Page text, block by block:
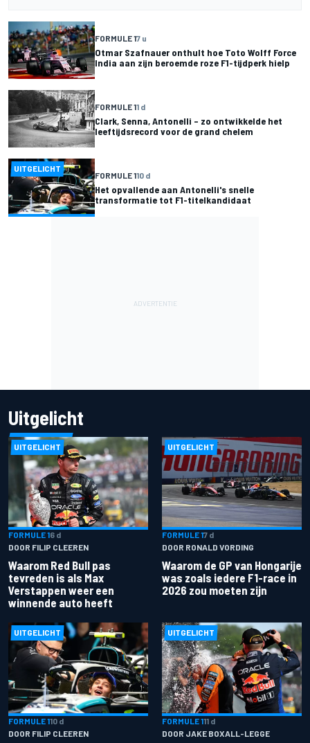
FORMULE 17 u
Otmar Szafnauer onthult hoe Toto Wolff Force
India aan zijn beroemde roze F1-tijdperk hielp
FORMULE 11 d
Clark, Senna, Antonelli – zo ontwikkelde het
leeftijdsrecord voor de grand chelem
UITGELICHT
FORMULE 110 d
Het opvallende aan Antonelli's snelle
transformatie tot F1-titelkandidaat
Uitgelicht
UITGELICHT
FORMULE 16 d
DOOR FILIP CLEEREN
Waarom Red Bull pas
tevreden is als Max
Verstappen weer een
winnende auto heeft
UITGELICHT
FORMULE 17 d
DOOR RONALD VORDING
Waarom de GP van Hongarije
was zoals iedere F1-race in
2026 zou moeten zijn
UITGELICHT
FORMULE 110 d
DOOR FILIP CLEEREN
UITGELICHT
FORMULE 111 d
DOOR JAKE BOXALL-LEGGE